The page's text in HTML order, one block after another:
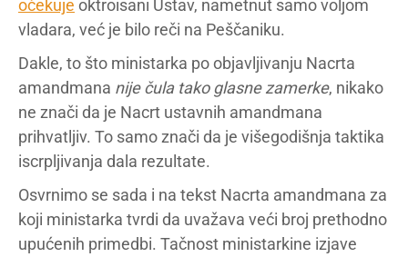
očekuje oktroisani Ustav, nametnut samo voljom
vladara, već je bilo reči na Peščaniku.
Dakle, to što ministarka po objavljivanju Nacrta
amandmana nije čula tako glasne zamerke, nikako
ne znači da je Nacrt ustavnih amandmana
prihvatljiv. To samo znači da je višegodišnja taktika
iscrpljivanja dala rezultate.
Osvrnimo se sada i na tekst Nacrta amandmana za
koji ministarka tvrdi da uvažava veći broj prethodno
upućenih primedbi. Tačnost ministarkine izjave